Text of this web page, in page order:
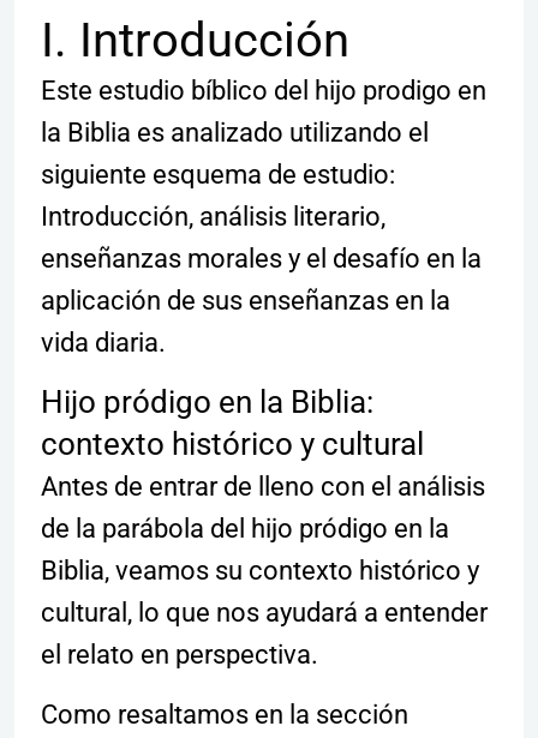
I. Introducción
Este estudio bíblico del hijo prodigo en
la Biblia es analizado utilizando el
siguiente esquema de estudio:
Introducción, análisis literario,
enseñanzas morales y el desafío en la
aplicación de sus enseñanzas en la
vida diaria.
Hijo pródigo en la Biblia:
contexto histórico y cultural
Antes de entrar de lleno con el análisis
de la parábola del hijo pródigo en la
Biblia, veamos su contexto histórico y
cultural, lo que nos ayudará a entender
el relato en perspectiva.
Como resaltamos en la sección